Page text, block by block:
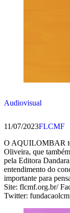
Audiovisual
11/07/2023FLCMF
O AQUILOMBAR
Oliveira, que
pela Editora
entendimento do
importante para
Site: flcmf.org.br/
Twitter: